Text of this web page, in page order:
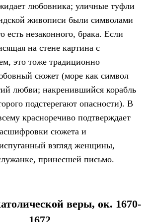
любовника; уличные туфли
живописи были символами
есть незаконного, брака. Если
на стене картина с
это тоже традиционно
сюжет (море как символ
любви; накренившийся корабль
подстерегают опасности). В
красноречиво подтверждает
сюжета и
взгляд женщины,
принесшей письмо.
веры, ок. 1670-